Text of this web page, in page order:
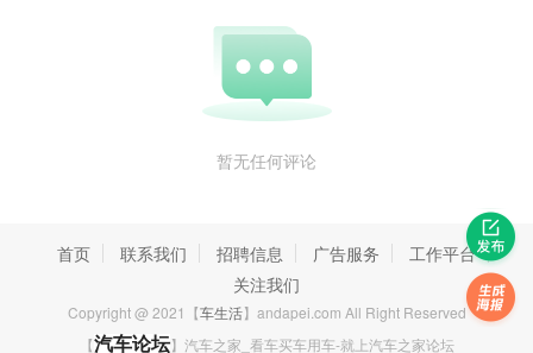
暂无任何评论
首页 联系我们 招聘信息 广告服务
工作平台
关注我们
Copyright @ 2021【车生活】andapei.com All Right Reserved
【汽车论坛】汽车之家_看车买车用车-就上汽车之家论坛